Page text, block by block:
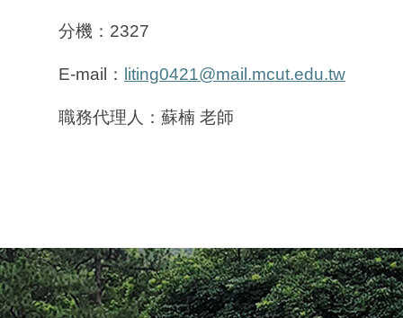
分機：2327
E-mail ： liting0421@mail.mcut.edu.tw
職務代理人：蘇楠 老師